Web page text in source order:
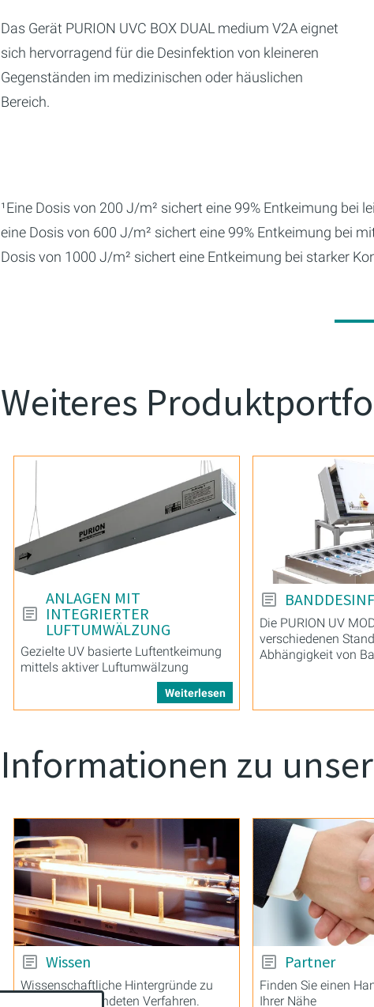
Das Gerät PURION UVC BOX DUAL medium V2A eignet
sich hervorragend für die Desinfektion von kleineren
Gegenständen im medizinischen oder häuslichen
Bereich.
¹Eine Dosis von 200 J/m² sichert eine 99% Entkeimung
eine Dosis von 600 J/m² sichert eine 99% Entkeimung bei
Dosis von 1000 J/m² sichert eine Entkeimung bei starker
Weiteres
ANLAGEN MIT
INTEGRIERTER
LUFTUMWÄLZUNG
Gezielte UV basierte Luftentkeimung
mittels aktiver Luftumwälzung
Weiterlesen
Die PURION UV
verschiedenen
Abhängigkeit von
Informationen zu
Wissen
Wissenschaftliche Hintergründe zu
unseren Verwendeten Verfahren.
Partner
Finden Sie einen
Ihrer Nähe